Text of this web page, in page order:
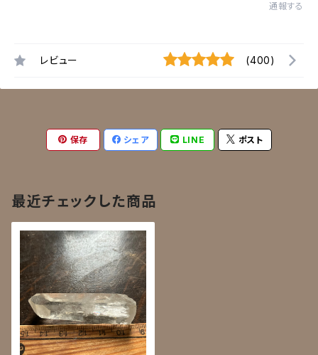
通報する
レビュー (400)
保存 シェア LINE ポスト
最近チェックした商品